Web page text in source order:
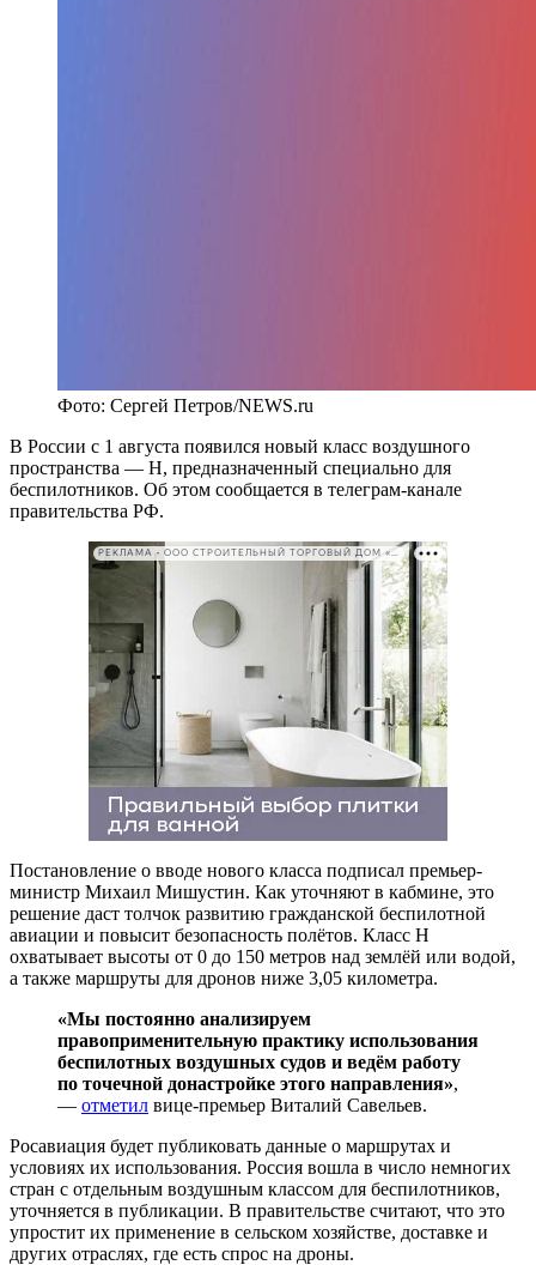
Фото: Сергей Петров/NEWS.ru
В России с 1 августа появился новый класс воздушного
пространства — H, предназначенный специально для
беспилотников. Об этом сообщается в телеграм-канале
правительства РФ.
РЕКЛАМА • ООО СТРОИТЕЛЬНЫЙ ТОРГОВЫЙ ДОМ «ПЕТРОВИЧ». ИНН: 7802348846
Постановление о вводе нового класса подписал премьер-
министр Михаил Мишустин. Как уточняют в кабмине, это
решение даст толчок развитию гражданской беспилотной
авиации и повысит безопасность полётов. Класс H
охватывает высоты от 0 до 150 метров над землёй или водой,
а также маршруты для дронов ниже 3,05 километра.
«Мы постоянно анализируем
правоприменительную практику использования
беспилотных воздушных судов и ведём работу
по точечной донастройке этого направления»,
— отметил вице-премьер Виталий Савельев.
Росавиация будет публиковать данные о маршрутах и
условиях их использования. Россия вошла в число немногих
стран с отдельным воздушным классом для беспилотников,
уточняется в публикации. В правительстве считают, что это
упростит их применение в сельском хозяйстве, доставке и
других отраслях, где есть спрос на дроны.